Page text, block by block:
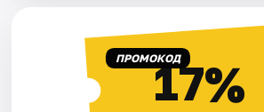
ПРОМОКОД17%